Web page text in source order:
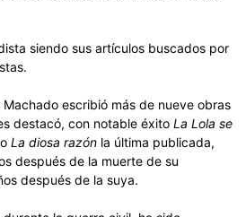
siendo sus artículos buscados por
escribió más de nueve obras
destacó, con notable éxito La Lola se
La diosa razón la última publicada,
después de la muerte de su
después de la suya.